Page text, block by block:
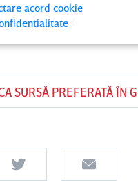
PE 17 AUG
SURSĂ PREFERATĂ ÎN
acord cookie